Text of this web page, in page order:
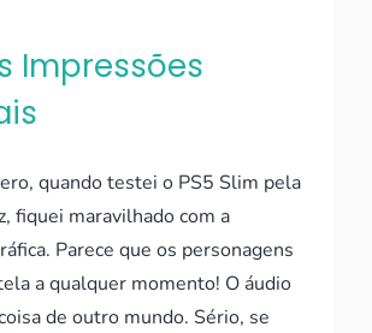
Impressões
quando testei o PS5 Slim pela
fiquei maravilhado com a
Parece que os personagens
a qualquer momento! O áudio
de outro mundo. Sério, se